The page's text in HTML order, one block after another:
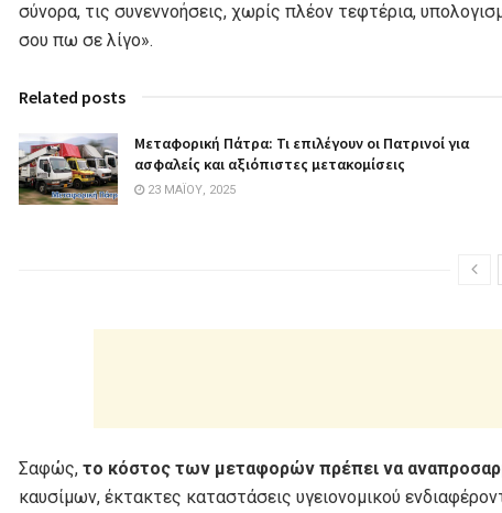
σύνορα, τις συνεννοήσεις, χωρίς πλέον τεφτέρια,
σου πω σε λίγο».
Related posts
Μεταφορική Πάτρα: Τι επιλέγουν οι Πατρινοί για
ασφαλείς και αξιόπιστες μετακομίσεις
23 ΜΑΪ́ΟΥ, 2025
Σαφώς, το κόστος των μεταφορών πρέπει να
καυσίμων, έκτακτες καταστάσεις υγειονομικού